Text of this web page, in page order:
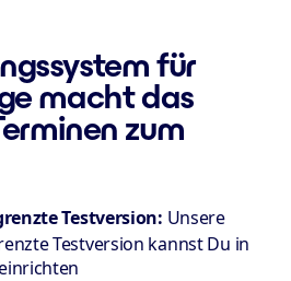
für
macht das
zum
Testversion: Unsere
Testversion kannst Du in